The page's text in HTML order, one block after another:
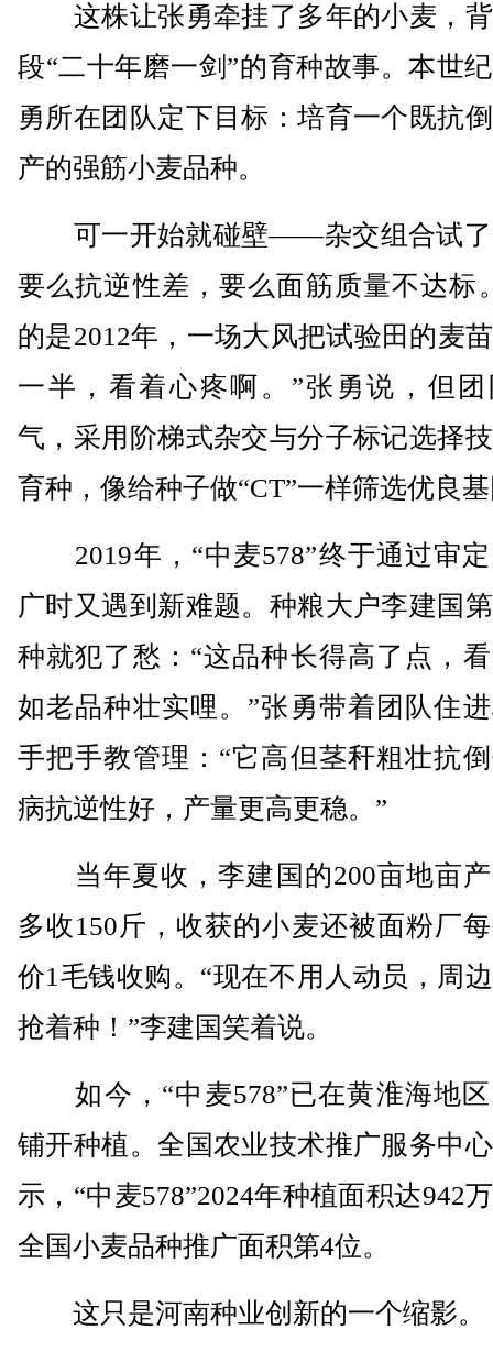
这株让张勇牵挂了多年的小麦，
段“二十年磨一剑”的育种故事。本世
勇所在团队定下目标：培育一个既抗
产的强筋小麦品种。
可一开始就碰壁——杂交组合试了
要么抗逆性差，要么面筋质量不达标
的是2012年，一场大风把试验田的麦
一半，看着心疼啊。”张勇说，但
气，采用阶梯式杂交与分子标记选择
育种，像给种子做“CT”一样筛选优良
2019年，“中麦578”终于通过审
广时又遇到新难题。种粮大户李建国
种就犯了愁：“这品种长得高了点，
如老品种壮实哩。”张勇带着团队住
手把手教管理：“它高但茎秆粗壮抗
病抗逆性好，产量更高更稳。”
当年夏收，李建国的200亩地亩产
多收150斤，收获的小麦还被面粉厂
价1毛钱收购。“现在不用人动员，周
抢着种！”李建国笑着说。
如今，“中麦578”已在黄淮海地区
铺开种植。全国农业技术推广服务中
示，“中麦578”2024年种植面积达942
全国小麦品种推广面积第4位。
这只是河南种业创新的一个缩影。